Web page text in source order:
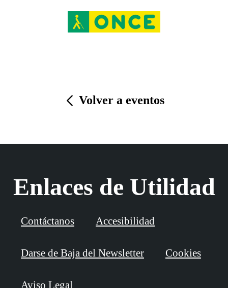
Volver a eventos
Enlaces de Utilidad
Contáctanos Accesibilidad
Darse de Baja del Newsletter Cookies
Aviso Legal